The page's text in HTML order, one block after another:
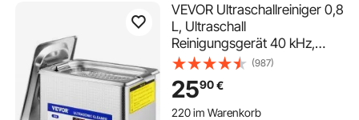
VEVOR Ultraschallreiniger 0,8
L, Ultraschall
Reinigungsgerät 40 kHz,
Schmuckreiniger Ultraschall
24 W, Digitaler
Ultraschallreiniger mit LED-
Anzeige,
(987)
2590€
220 im Warenkorb
6.1K+ Aufrufe Kürzlich